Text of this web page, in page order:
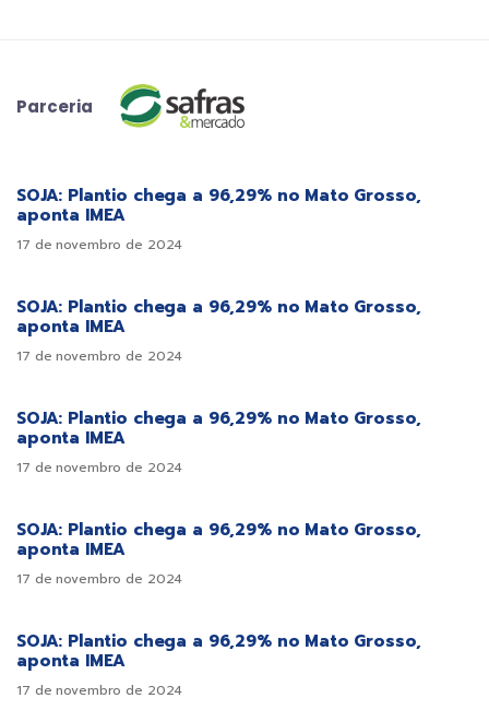
Parceria
SOJA: Plantio chega a 96,29% no Mato Grosso,
aponta IMEA
17 de novembro de 2024
SOJA: Plantio chega a 96,29% no Mato Grosso,
aponta IMEA
17 de novembro de 2024
SOJA: Plantio chega a 96,29% no Mato Grosso,
aponta IMEA
17 de novembro de 2024
SOJA: Plantio chega a 96,29% no Mato Grosso,
aponta IMEA
17 de novembro de 2024
SOJA: Plantio chega a 96,29% no Mato Grosso,
aponta IMEA
17 de novembro de 2024